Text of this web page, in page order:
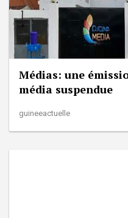
Médias: une
média suspendue
guineeactuelle